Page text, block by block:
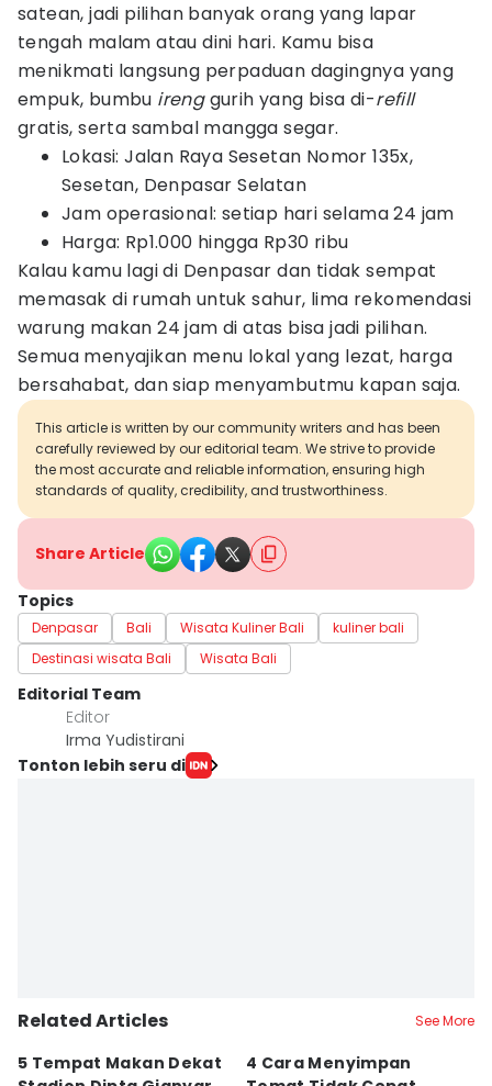
satean, jadi pilihan banyak orang yang lapar
tengah malam atau dini hari. Kamu bisa
menikmati langsung perpaduan dagingnya yang
empuk, bumbu irenggurih yang bisa di-refill
gratis, serta sambal mangga segar.
Lokasi: Jalan Raya Sesetan Nomor 135x,
Sesetan, Denpasar Selatan
Jam operasional: setiap hari selama 24 jam
Harga: Rp1.000 hingga Rp30 ribu
Kalau kamu lagi di Denpasar dan tidak sempat
memasak di rumah untuk sahur, lima rekomendasi
warung makan 24 jam di atas bisa jadi pilihan.
Semua menyajikan menu lokal yang lezat, harga
bersahabat, dan siap menyambutmu kapan saja.
This article is written by our community writers and has been
carefully reviewed by our editorial team. We strive to provide
the most accurate and reliable information, ensuring high
standards of quality, credibility, and trustworthiness.
Share Article
Topics
Denpasar Bali Wisata Kuliner Bali
kuliner bali
Destinasi wisata Bali
Wisata Bali
Editorial Team
Editor
Irma Yudistirani
Tonton lebih seru di
Related Articles See More
5 Tempat Makan Dekat
4 Cara Menyimpan